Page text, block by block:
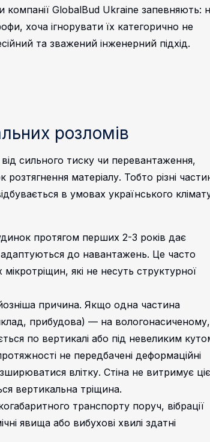
GlobalBud Ukraine запевняють:
хоча ігнорувати їх категорично не
та зважений інженерний підхід.
розломів
сильного тиску чи перевантаження,
матеріалу. Тобто різні
в умовах українського
протягом перших 2-3 років дає
до навантажень. Це часто
які не несуть структурної
причина. Якщо одна частина
прибудова) — на вологонасиченому,
по вертикалі або під невеликим
не передбачені деформаційні
влітку. Стіна не витримує
вертикальна тріщина.
транспорту поруч, вібрації
явища або вибухові хвилі здатні